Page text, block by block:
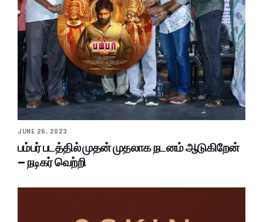
JUNE 26, 2023
பம்பர் படத்தில் முதன் முதலாக நடனம் ஆடுகிறேன்
– நடிகர் வெற்றி